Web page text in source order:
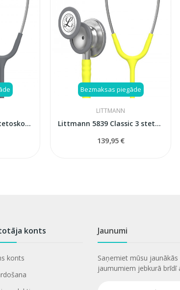
Littmann Classic III stetoskops, pelēks (Grey),...
Bezmaksas piegāde
LITTMANN
Littmann 5839 Classic 3 stetoskops
139,95 €
konts
konts
Jaunumi
Saņemiet mūsu
jaumumiem jebkurā brīdī